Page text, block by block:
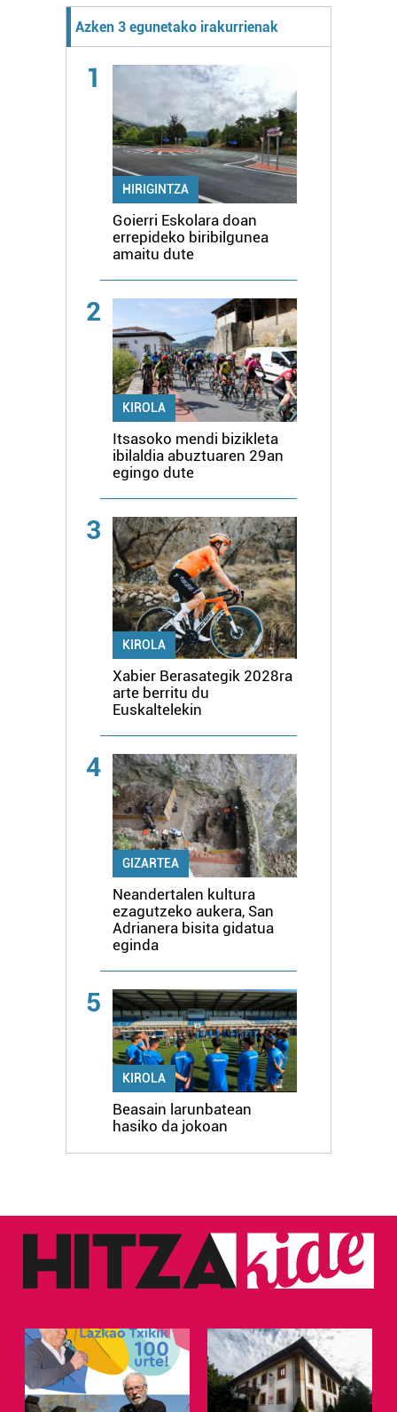
Azken 3 egunetako irakurrienak
1
HIRIGINTZA
Goierri Eskolara doan
errepideko biribilgunea
amaitu dute
2
KIROLA
Itsasoko mendi bizikleta
ibilaldia abuztuaren 29an
egingo dute
3
KIROLA
Xabier Berasategik 2028ra
arte berritu du
Euskaltelekin
4
GIZARTEA
Neandertalen kultura
ezagutzeko aukera, San
Adrianera bisita gidatua
eginda
5
KIROLA
Beasain larunbatean
hasiko da jokoan